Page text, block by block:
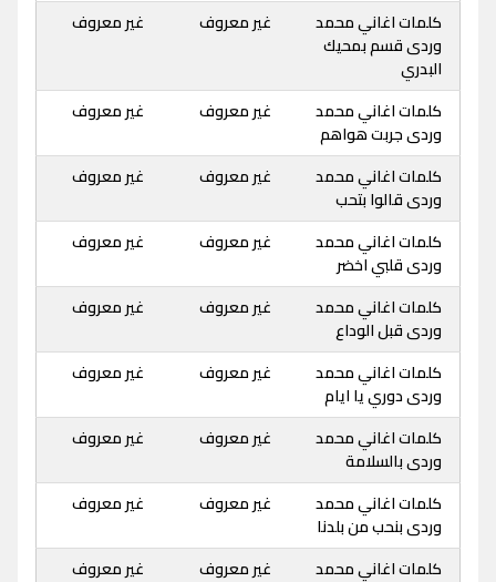
كلمات اغاني محمد
وردى قسم بمحيك
البدري
غير معروف غير معروف
كلمات اغاني محمد
وردى جربت هواهم
غير معروف غير معروف
كلمات اغاني محمد
وردى قالوا بتحب
غير معروف غير معروف
كلمات اغاني محمد
وردى قلبي اخضر
غير معروف غير معروف
كلمات اغاني محمد
وردى قبل الوداع
غير معروف غير معروف
كلمات اغاني محمد
وردى دوري يا ايام
غير معروف غير معروف
كلمات اغاني محمد
وردى بالسلامة
غير معروف غير معروف
كلمات اغاني محمد
وردى بنحب من بلدنا
غير معروف غير معروف
كلمات اغاني محمد
غير معروف غير معروف